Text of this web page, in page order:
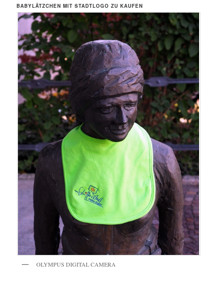
BABYLÄTZCHEN MIT STADTLOGO ZU KAUFEN
OLYMPUS DIGITAL CAMERA